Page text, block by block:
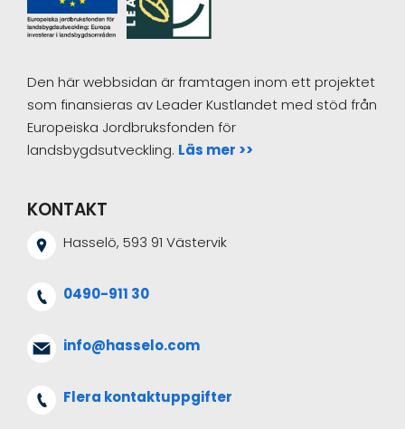
Den här webbsidan är framtagen inom ett projektet
som finansieras av Leader Kustlandet med stöd från
Europeiska Jordbruksfonden för
landsbygdsutveckling. Läs mer >>
KONTAKT
Hasselö, 593 91 Västervik
0490-911 30
info@hasselo.com
Flera kontaktuppgifter